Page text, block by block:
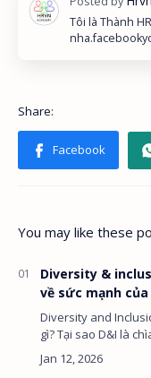
Tôi là Thành
nha.facebook
You may like these
Diversity &
về sức mạnh
Diversity and
gì? Tại sao D&I là
Khám phá cách xây